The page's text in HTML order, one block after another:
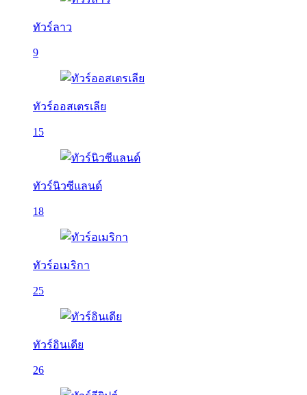
ทัวร์ลาว
9
ทัวร์ออสเตรเลีย
15
ทัวร์นิวซีแลนด์
18
ทัวร์อเมริกา
25
ทัวร์อินเดีย
26